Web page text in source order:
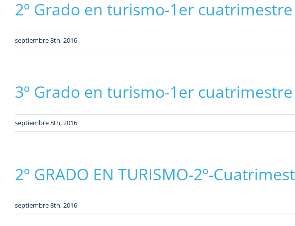
2º Grado en turismo-1er cuatrimestre
septiembre 8th, 2016
3º Grado en turismo-1er cuatrimestre
septiembre 8th, 2016
2º GRADO EN TURISMO-2º-
septiembre 8th, 2016